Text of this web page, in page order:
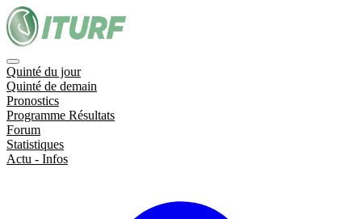
Quinté du jour
Quinté de demain
Pronostics
Programme Résultats
Forum
Statistiques
Actu - Infos